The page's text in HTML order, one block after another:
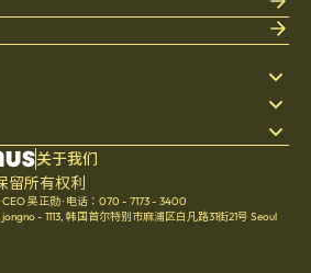
关于我们
留所有权利
·CEO 吴正勋· 电话：070 - 7173 - 3400
- 1113, 韩国首尔特别市麻浦区白凡路31街21号 Seoul